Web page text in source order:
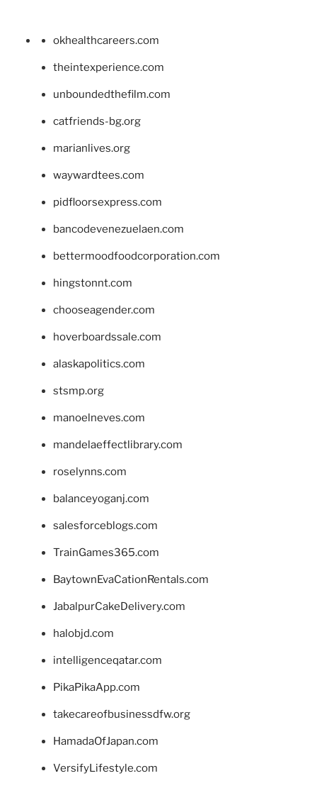
okhealthcareers.com
theintexperience.com
unboundedthefilm.com
catfriends-bg.org
marianlives.org
waywardtees.com
pidfloorsexpress.com
bancodevenezuelaen.com
bettermoodfoodcorporation.com
hingstonnt.com
chooseagender.com
hoverboardssale.com
alaskapolitics.com
stsmp.org
manoelneves.com
mandelaeffectlibrary.com
roselynns.com
balanceyoganj.com
salesforceblogs.com
TrainGames365.com
BaytownEvaCationRentals.com
JabalpurCakeDelivery.com
halobjd.com
intelligenceqatar.com
PikaPikaApp.com
takecareofbusinessdfw.org
HamadaOfJapan.com
VersifyLifestyle.com